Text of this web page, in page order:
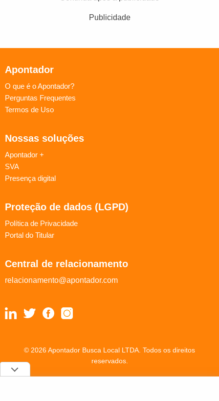
Publicidade
Apontador
O que é o Apontador?
Perguntas Frequentes
Termos de Uso
Nossas soluções
Apontador +
SVA
Presença digital
Proteção de dados (LGPD)
Política de Privacidade
Portal do Titular
Central de relacionamento
relacionamento@apontador.com
© 2026 Apontador Busca Local LTDA. Todos os direitos
reservados.